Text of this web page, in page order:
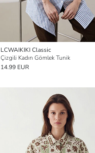
LCWAIKIKI Classic
Çizgili Kadın Gömlek Tunik
14.99 EUR